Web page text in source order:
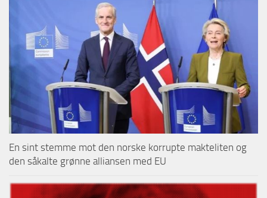
En sint stemme mot den norske korrupte makteliten og
den såkalte grønne alliansen med EU